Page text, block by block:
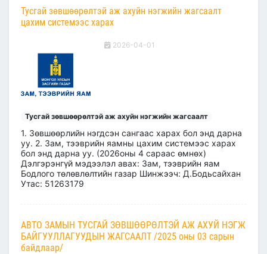
Тусгай зөвшөөрөлтэй аж ахуйн нэгжийн жагсаалт
цахим системээс харах
2026-04-01
Тусгай зөвшөөрөлтэй аж ахуйн нэгжийн жагсаалт
1. Зөвшөөрлийн нэгдсэн сангаас харах бол энд дарна
уу. 2. Зам, тээврийн яамны цахим системээс харах
бол энд дарна уу. (2026оны 4 сараас өмнөх)
Дэлгэрэнгүй мэдээлэл авах: Зам, тээврийн яам
Бодлого төлөвлөлтийн газар Шинжээч: Д.Бодьсайхан
Утас: 51263179
АВТО ЗАМЫН ТУСГАЙ ЗӨВШӨӨРӨЛТЭЙ АЖ АХУЙ НЭГЖ
БАЙГУУЛЛАГУУДЫН ЖАГСААЛТ /2025 оны 03 сарын
байдлаар/